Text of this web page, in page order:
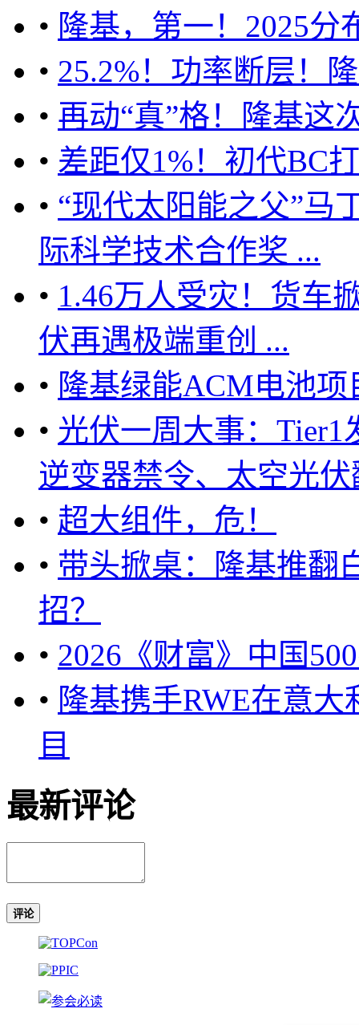
• 隆基，第一！2025分
• 25.2%！功率断层！
• 再动“真”格！隆基这
• 差距仅1%！初代BC
• “现代太阳能之父”马
际科学技术合作奖 ...
• 1.46万人受灾！货车
伏再遇极端重创 ...
• 隆基绿能ACM电池
• 光伏一周大事：
逆变器禁令、太空光
• 超大组件，危！
• 带头掀桌：隆基推翻
招？
• 2026《财富》中国
• 隆基携手RWE在意
目
最新评论
评论